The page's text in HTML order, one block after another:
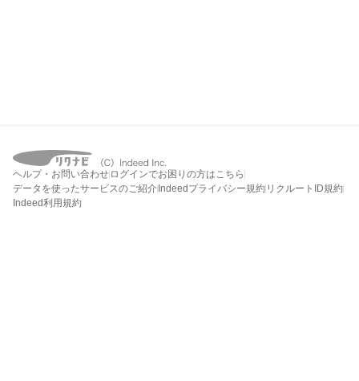
ヘルプ・お問い合わせ ログインでお困りの方はこちら
データを使ったサービスのご紹介 Indeedプライバシー規約 リクルートID規約
Indeed利用規約